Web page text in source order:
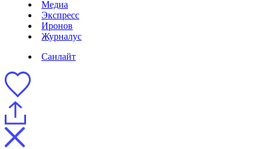
Медиа
Экспресс
Иронов
Журналус
Санлайт